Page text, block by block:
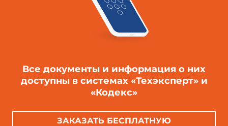
Все документы и информация о них
доступны в системах «Техэксперт» и
«Кодекс»
ЗАКАЗАТЬ БЕСПЛАТНУЮ